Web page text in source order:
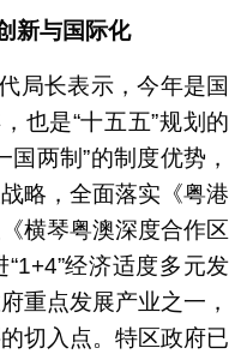
新与国际化
局长表示，今年是国
也是“十五五”规划的
两制”的制度优势，
略，全面落实《粤港
横琴粤澳深度合作区
经济适度多元发
重点发展产业之一，
切入点。特区政府已